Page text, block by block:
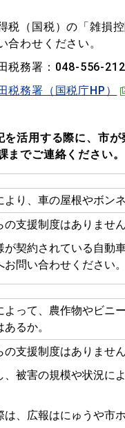
税（国税）の「雑損
合わせください。
税務署：048-556-
税務署（国税庁HP）
を活用する際に、市
までご連絡ください。
より、車の屋根やボン
の支援制度はありませ
が契約されている自動
お問い合わせください。
よって、農作物やビニ
るか。
の支援制度はありませ
、被害の規模や状況に
は、広報はにゅうや市